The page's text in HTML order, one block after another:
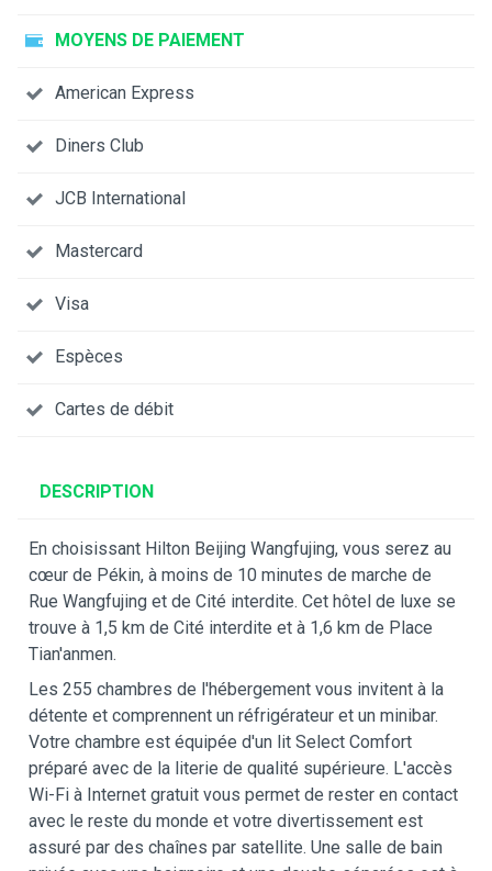
MOYENS DE PAIEMENT
American Express
Diners Club
JCB International
Mastercard
Visa
Espèces
Cartes de débit
DESCRIPTION
En choisissant Hilton Beijing Wangfujing, vous serez au
cœur de Pékin, à moins de 10 minutes de marche de
Rue Wangfujing et de Cité interdite. Cet hôtel de luxe se
trouve à 1,5 km de Cité interdite et à 1,6 km de Place
Tian'anmen.
Les 255 chambres de l'hébergement vous invitent à la
détente et comprennent un réfrigérateur et un minibar.
Votre chambre est équipée d'un lit Select Comfort
préparé avec de la literie de qualité supérieure. L'accès
Wi-Fi à Internet gratuit vous permet de rester en contact
avec le reste du monde et votre divertissement est
assuré par des chaînes par satellite. Une salle de bain